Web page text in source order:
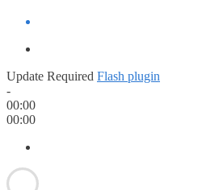
Update Required Flash plugin
-
00:00
00:00